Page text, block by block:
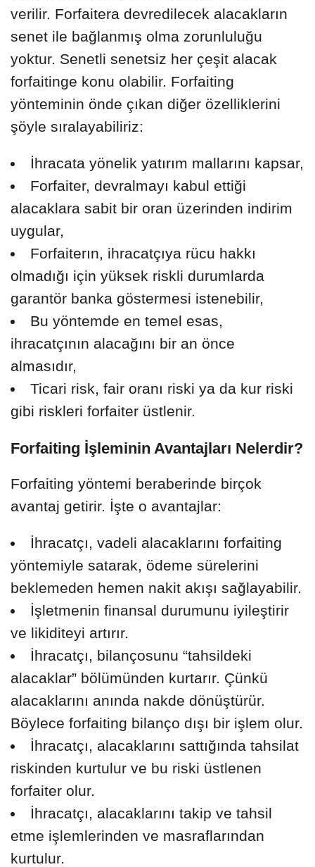
verilir. Forfaitera devredilecek alacakların
senet ile bağlanmış olma zorunluluğu
yoktur. Senetli senetsiz her çeşit alacak
forfaitinge konu olabilir. Forfaiting
yönteminin önde çıkan diğer özelliklerini
şöyle sıralayabiliriz:
İhracata yönelik yatırım mallarını kapsar,
Forfaiter, devralmayı kabul ettiği
alacaklara sabit bir oran üzerinden indirim
uygular,
Forfaiterın, ihracatçıya rücu hakkı
olmadığı için yüksek riskli durumlarda
garantör banka göstermesi istenebilir,
Bu yöntemde en temel esas,
ihracatçının alacağını bir an önce
almasıdır,
Ticari risk, fair oranı riski ya da kur riski
gibi riskleri forfaiter üstlenir.
Forfaiting İşleminin Avantajları Nelerdir?
Forfaiting yöntemi beraberinde birçok
avantaj getirir. İşte o avantajlar:
İhracatçı, vadeli alacaklarını forfaiting
yöntemiyle satarak, ödeme sürelerini
beklemeden hemen nakit akışı sağlayabilir.
İşletmenin finansal durumunu iyileştirir
ve likiditeyi artırır.
İhracatçı, bilançosunu “tahsildeki
alacaklar” bölümünden kurtarır. Çünkü
alacaklarını anında nakde dönüştürür.
Böylece forfaiting bilanço dışı bir işlem olur.
İhracatçı, alacaklarını sattığında tahsilat
riskinden kurtulur ve bu riski üstlenen
forfaiter olur.
İhracatçı, alacaklarını takip ve tahsil
etme işlemlerinden ve masraflarından
kurtulur.